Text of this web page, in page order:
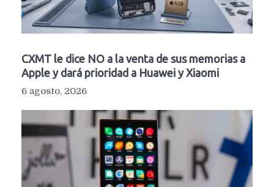
CXMT le dice NO a la venta de sus memorias a
Apple y dará prioridad a Huawei y Xiaomi
6 agosto, 2026